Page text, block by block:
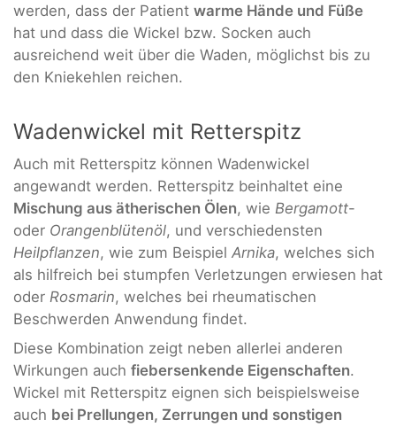
werden, dass der Patient warme Hände und Füße
hat und dass die Wickel bzw. Socken auch
ausreichend weit über die Waden, möglichst bis zu
den Kniekehlen reichen.
Wadenwickel mit Retterspitz
Auch mit Retterspitz können Wadenwickel
angewandt werden. Retterspitz beinhaltet eine
Mischung aus ätherischen Ölen, wie Bergamott-
oder Orangenblütenöl, und verschiedensten
Heilpflanzen, wie zum Beispiel Arnika, welches sich
als hilfreich bei stumpfen Verletzungen erwiesen hat
oder Rosmarin, welches bei rheumatischen
Beschwerden Anwendung findet.
Diese Kombination zeigt neben allerlei anderen
Wirkungen auch fiebersenkende Eigenschaften.
Wickel mit Retterspitz eignen sich beispielsweise
auch bei Prellungen, Zerrungen und sonstigen